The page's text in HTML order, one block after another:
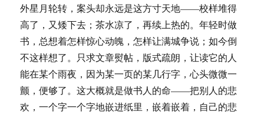
外星月轮转，案头却永远是这方寸天地——校样堆得
高了，又矮下去；茶水凉了，再续上热的。年轻时做
书，总想着怎样惊心动魄，怎样让满城争说；如今倒
不这样想了。只求文章熨帖，版式疏朗，让读它的人
能在某个雨夜，因为某一页的某几行字，心头微微一
颤，便够了。这大概就是做书人的命——把别人的悲
欢，一个字一个字地嵌进纸里，嵌着嵌着，自己的悲